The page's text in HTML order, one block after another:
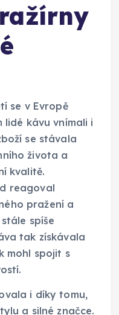
se v Evropě
lidé kávu vnímali i
se stávala
života a
kvalitě.
reagoval
pražení a
spíše
tak získávala
mohl spojit s
i díky tomu,
a silné značce.